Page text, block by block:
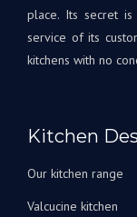
place. Its secret
service of its
kitchens with no
Kitchen
Our kitchen range
Valcucine kitchen